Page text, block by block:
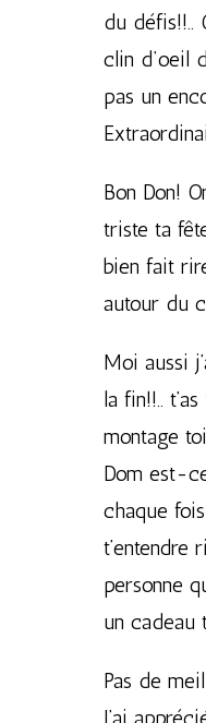
du défis!!..
clin d’oeil
pas un
Bon Don!
triste ta
bien fait
autour du
Moi aussi
la fin!!..
montage
Dom est-
chaque
t’entendre
personne
un cadeau
Pas de